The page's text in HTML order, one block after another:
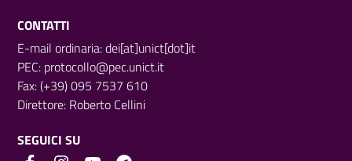
CONTATTI
E-mail ordinaria: dei[at]unict[dot]it
PEC: protocollo@pec.unict.it
Fax: (+39) 095 7537 610
Direttore: Roberto Cellini
SEGUICI SU